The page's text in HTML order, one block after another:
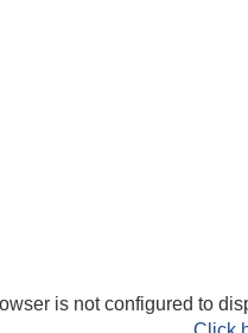
is not configured to